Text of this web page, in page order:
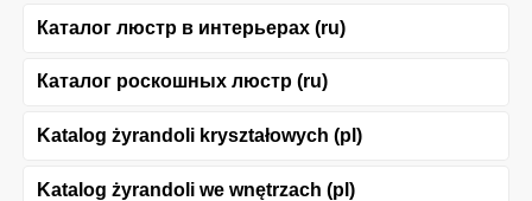
Каталог люстр в интерьерах (ru)
Каталог роскошных люстр (ru)
Katalog żyrandoli kryształowych (pl)
Katalog żyrandoli we wnętrzach (pl)